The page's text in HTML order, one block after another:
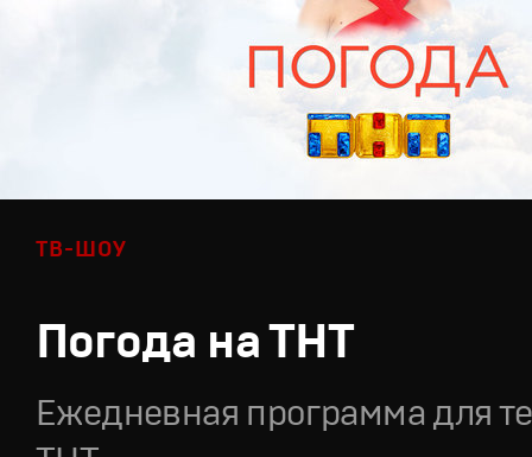
ТВ-ШОУ
Погода на ТНТ
Ежедневная программа для